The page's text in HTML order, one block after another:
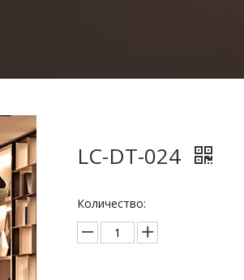
LC-DT-024
Количество: